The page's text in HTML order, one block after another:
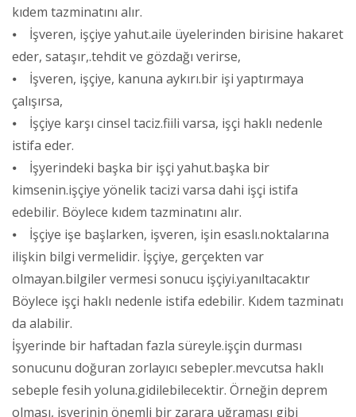
kıdem tazminatını alır.
⦁ İşveren, işçiye yahut.aile üyelerinden birisine hakaret
eder, sataşır,.tehdit ve gözdağı verirse,
⦁ İşveren, işçiye, kanuna aykırı.bir işi yaptırmaya
çalışırsa,
⦁ İşçiye karşı cinsel taciz.fiili varsa, işçi haklı nedenle
istifa eder.
⦁ İşyerindeki başka bir işçi yahut.başka bir
kimsenin.işçiye yönelik tacizi varsa dahi işçi istifa
edebilir. Böylece kıdem tazminatını alır.
⦁ İşçiye işe başlarken, işveren, işin esaslı.noktalarına
ilişkin bilgi vermelidir. İşçiye, gerçekten var
olmayan.bilgiler vermesi sonucu işçiyi.yanıltacaktır
Böylece işçi haklı nedenle istifa edebilir. Kıdem tazminatı
da alabilir.
İşyerinde bir haftadan fazla süreyle.işçin durması
sonucunu doğuran zorlayıcı sebepler.mevcutsa haklı
sebeple fesih yoluna.gidilebilecektir. Örneğin deprem
olması, işyerinin önemli bir zarara uğraması gibi